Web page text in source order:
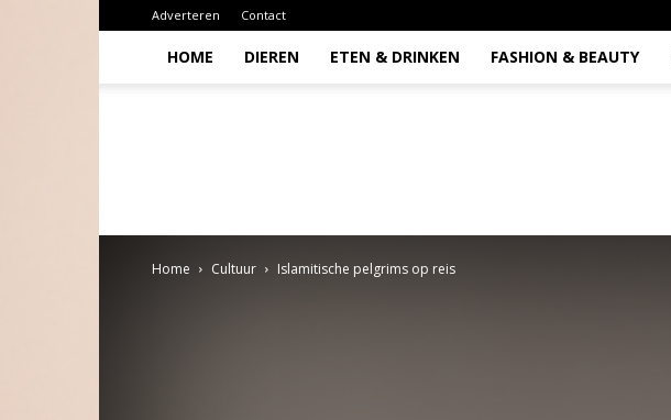
Adverteren Contact
HOME DIEREN ETEN & DRINKEN FASHION & BEAUTY
Home Cultuur Islamitische pelgrims op reis